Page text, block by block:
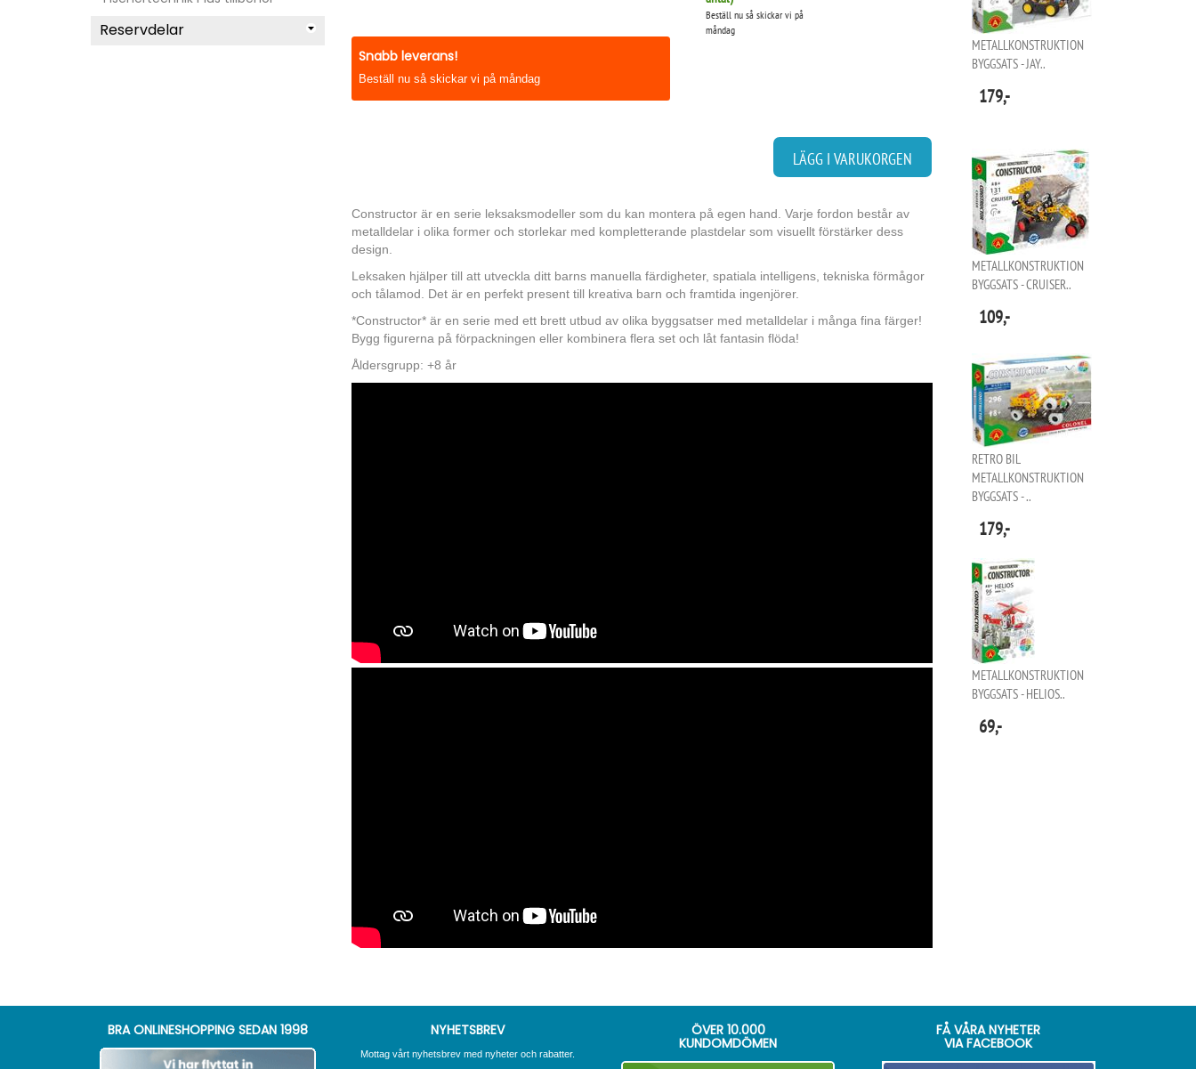
Reservdelar
Snabb leverans!
Beställ nu så skickar vi på måndag
Beställ nu så skickar vi på
måndag
LÄGG I VARUKORGEN
Constructor är en serie leksaksmodeller som du kan montera på egen hand. Varje fordon består av
metalldelar i olika former och storlekar med kompletterande plastdelar som visuellt förstärker dess
design.
Leksaken hjälper till att utveckla ditt barns manuella färdigheter, spatiala intelligens, tekniska förmågor
och tålamod. Det är en perfekt present till kreativa barn och framtida ingenjörer.
*Constructor* är en serie med ett brett utbud av olika byggsatser med metalldelar i många fina färger!
Bygg figurerna på förpackningen eller kombinera flera set och låt fantasin flöda!
Åldersgrupp: +8 år
METALLKONSTRUKTION
BYGGSATS - JAY..
179,-
METALLKONSTRUKTION
BYGGSATS - CRUISER..
109,-
RETRO BIL
METALLKONSTRUKTION
BYGGSATS - ..
179,-
METALLKONSTRUKTION
BYGGSATS - HELIOS..
69,-
BRA ONLINESHOPPING SEDAN 1998 NYHETSBREV
Mottag vårt nyhetsbrev med nyheter och rabatter.
ÖVER 10.000
KUNDOMDÖMEN
FÅ VÅRA NYHETER
VIA FACEBOOK